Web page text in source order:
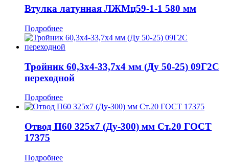
Втулка латунная ЛЖМц59-1-1 580 мм
Подробнее
Тройник 60,3x4-33,7x4 мм (Ду 50-25) 09Г2С
переходной
Подробнее
Отвод П60 325x7 (Ду-300) мм Ст.20 ГОСТ
17375
Подробнее